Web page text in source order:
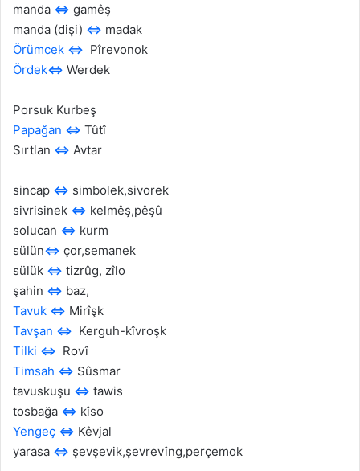
manda ⇔ gamêş
manda (dişi) ⇔ madak
Örümcek ⇔ Pîrevonok
Ördek⇔ Werdek
Porsuk Kurbeş
Papağan ⇔ Tûtî
Sırtlan ⇔ Avtar
sincap ⇔ simbolek,sivorek
sivrisinek ⇔ kelmêş,pêşû
solucan ⇔ kurm
sülün⇔ çor,semanek
sülük ⇔ tizrûg, zîlo
şahin ⇔ baz,
Tavuk ⇔ Mirîşk
Tavşan ⇔ Kerguh-kîvroşk
Tilki ⇔ Rovî
Timsah ⇔ Sûsmar
tavuskuşu ⇔ tawis
tosbağa ⇔ kîso
Yengeç ⇔ Kêvjal
yarasa ⇔ şevşevik,şevrevîng,perçemok